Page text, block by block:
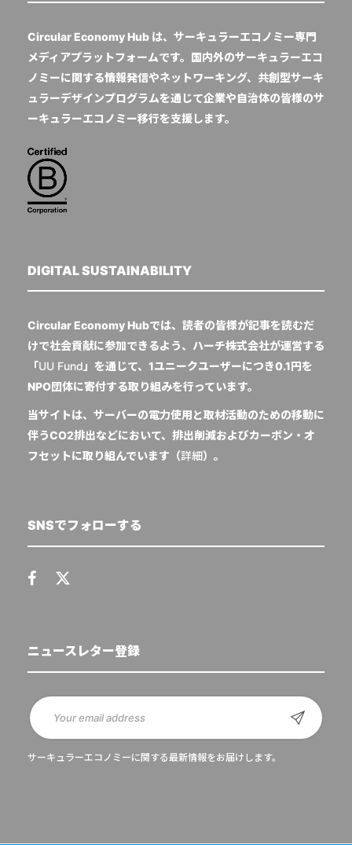
Circular Economy Hub は、サーキュラーエコノミー専門
メディアプラットフォームです。国内外のサーキュラーエコ
ノミーに関する情報発信やネットワーキング、共創型サーキ
ュラーデザインプログラムを通じて企業や自治体の皆様のサ
ーキュラーエコノミー移行を支援します。
DIGITAL SUSTAINABILITY
Circular Economy Hubでは、読者の皆様が記事を読むだ
けで社会貢献に参加できるよう、ハーチ株式会社が運営する
「UU Fund 」を通じて、1ユニークユーザーにつき0.1円を
NPO団体に寄付する取り組みを行っています。
当サイトは、サーバーの電力使用と取材活動のための移動に
伴うCO2排出などにおいて、排出削減およびカーボン・オ
フセットに取り組んでいます（詳細）。
SNSでフォローする
ニュースレター登録
サーキュラーエコノミーに関する最新情報をお届けします。